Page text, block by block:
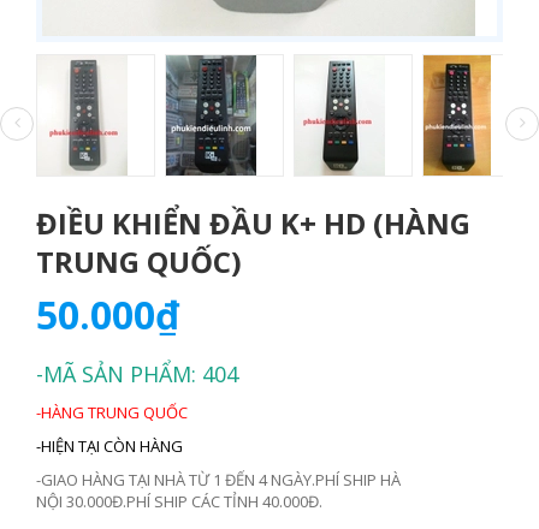
ĐIỀU KHIỂN ĐẦU K+ HD (HÀNG
TRUNG QUỐC)
50.000₫
-MÃ SẢN PHẨM: 404
-HÀNG TRUNG QUỐC
-HIỆN TẠI CÒN HÀNG
-GIAO HÀNG TẠI NHÀ TỪ 1 ĐẾN 4 NGÀY.PHÍ SHIP HÀ
NỘI 30.000Đ.PHÍ SHIP CÁC TỈNH 40.000Đ.